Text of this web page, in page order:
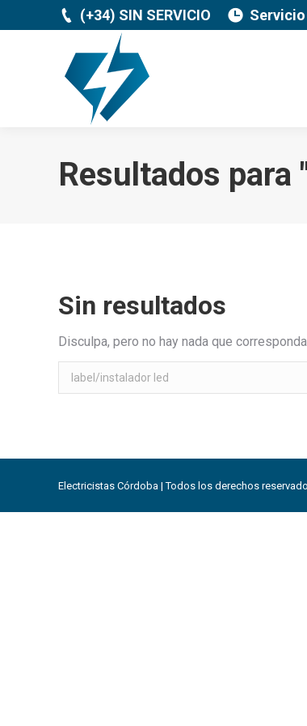
(+34) SIN SERVICIO
Resultados para
Sin resultados
Disculpa, pero no hay nada que
Buscar:
Electricistas Córdoba | Todos los derechos